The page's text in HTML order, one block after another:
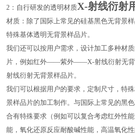
2：自行研发的透明材质X-射线衍射
材质：除了国际上常见的硅基黑色无背景
特殊基体透明无背景样品片。
我们还可以按用户需求，设计加工多种材
片，例如红外——紫外——X-射线衍射无
射线衍射无背景样品片。
我们可以根据用户的要求，定制尺寸，特
景样品片的加工制作。与国际上常见的黑
合有特殊要求（例如可以复合考虑红外性
能，氧化还原反应耐酸碱性能，高温氧化